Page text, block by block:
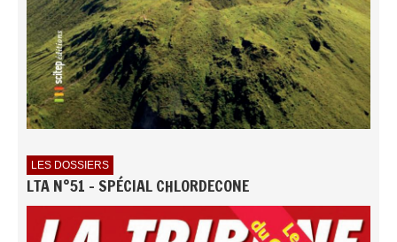
LES DOSSIERS
LTA N°51 - SPÉCIAL CHLORDECONE